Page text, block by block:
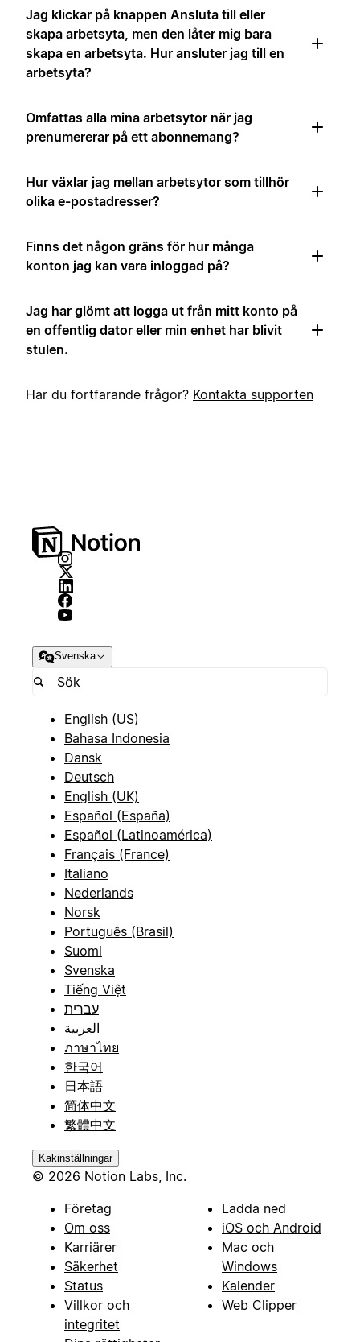
Jag klickar på knappen Ansluta till eller
skapa arbetsyta, men den låter mig bara
skapa en arbetsyta. Hur ansluter jag till en
arbetsyta?
Omfattas alla mina arbetsytor när jag
prenumererar på ett abonnemang?
Hur växlar jag mellan arbetsytor som tillhör
olika e-postadresser?
Finns det någon gräns för hur många
konton jag kan vara inloggad på?
Jag har glömt att logga ut från mitt konto på
en offentlig dator eller min enhet har blivit
stulen.
Har du fortfarande frågor? Kontakta supporten
Svenska
English (US)
Bahasa Indonesia
Dansk
Deutsch
English (UK)
Español (España)
Español (Latinoamérica)
Français (France)
Italiano
Nederlands
Norsk
Português (Brasil)
Suomi
Svenska
Tiếng Việt
עברית
العربية
ภาษาไทย
한국어
日本語
简体中文
繁體中文
Kakinställningar
© 2026 Notion Labs, Inc.
Företag
Om oss
Karriärer
Säkerhet
Status
Villkor och
integritet
Ladda ned
iOS och Android
Mac och
Windows
Kalender
Web Clipper